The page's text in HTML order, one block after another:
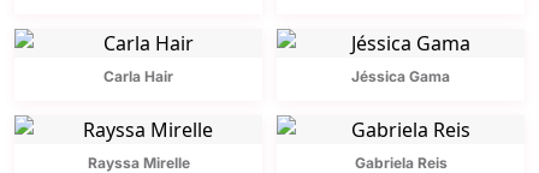
Carla Hair Jéssica Gama
Rayssa Mirelle Gabriela Reis